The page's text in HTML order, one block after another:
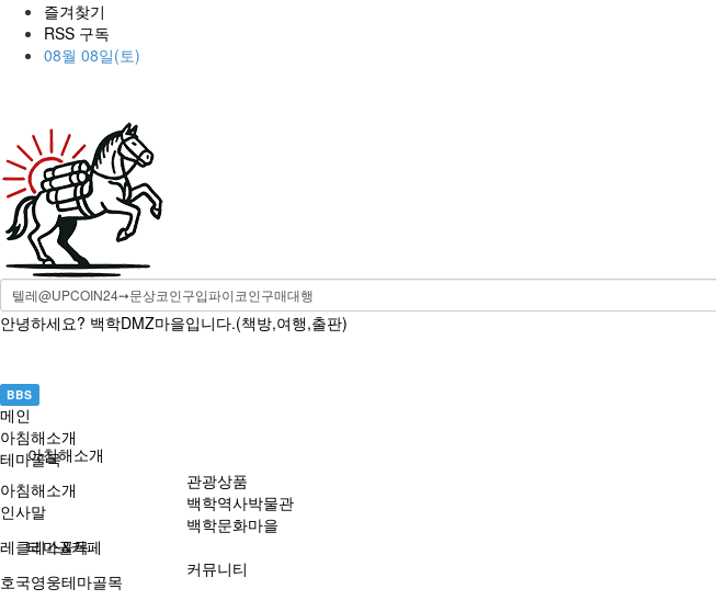
즐겨찾기
RSS 구독
08월 08일(토)
안녕하세요? 백학DMZ마을입니다.(책방,여행,출판)
아침해소개
아침해소개
인사말
테마골목
호국영웅테마골목
BBS
메인
아침해소개
테마골목
관광상품
백학역사박물관
백학문화마을
레클리스&카페
커뮤니티